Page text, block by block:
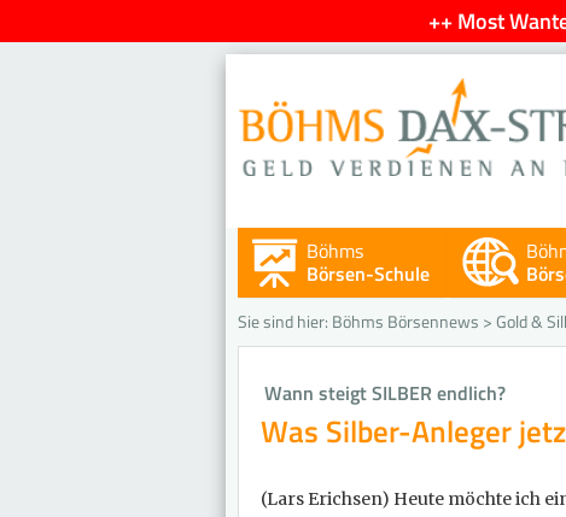
++ Most
Böhms
Börsen-Schule
Sie sind hier: Böhms Börsennews >Gold &
Wann steigt SILBER endlich?
Was Silber-Anleger
(Lars Erichsen) Heute möchte ich